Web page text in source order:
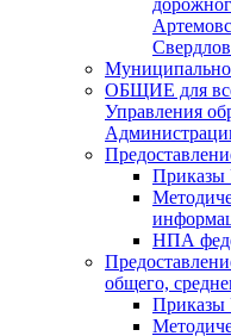
ОБЩИЕ для
Управления
Приказы
НПА
общего,
Приказы